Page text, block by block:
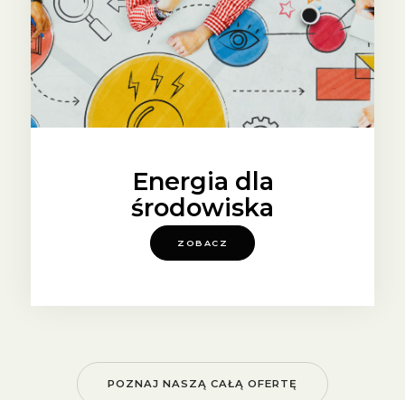
Energia dla
środowiska
ZOBACZ
POZNAJ NASZĄ CAŁĄ OFERTĘ